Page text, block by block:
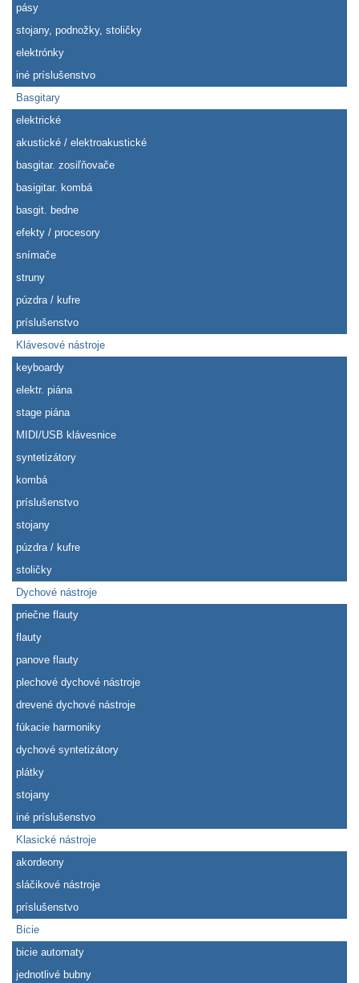
pásy
stojany, podnožky, stoličky
elektrónky
iné príslušenstvo
Basgitary
elektrické
akustické / elektroakustické
basgitar. zosiľňovače
basigitar. kombá
basgit. bedne
efekty / procesory
snímače
struny
púzdra / kufre
príslušenstvo
Klávesové nástroje
keyboardy
elektr. piána
stage piána
MIDI/USB klávesnice
syntetizátory
kombá
príslušenstvo
stojany
púzdra / kufre
stoličky
Dychové nástroje
priečne flauty
flauty
panove flauty
plechové dychové nástroje
drevené dychové nástroje
fúkacie harmoniky
dychové syntetizátory
plátky
stojany
iné príslušenstvo
Klasické nástroje
akordeony
sláčikové nástroje
príslušenstvo
Bicie
bicie automaty
jednotlivé bubny